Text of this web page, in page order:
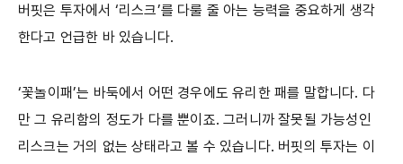
버핏은 투자에서 ‘리스크’를 다룰 줄 아는 능력을 중요하게 생각
한다고 언급한 바 있습니다.
‘꽃놀이패’는 바둑에서 어떤 경우에도 유리한 패를 말합니다. 다
만 그 유리함의 정도가 다를 뿐이죠. 그러니까 잘못될 가능성인
리스크는 거의 없는 상태라고 볼 수 있습니다. 버핏의 투자는 이